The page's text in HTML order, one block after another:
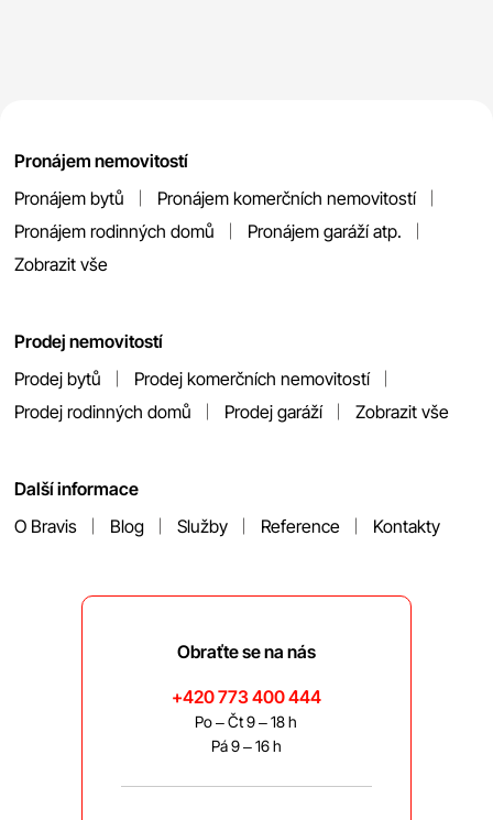
Pronájem nemovitostí
Pronájem bytů
Pronájem komerčních nemovitostí
Pronájem rodinných domů
Pronájem garáží atp.
Zobrazit vše
Prodej nemovitostí
Prodej bytů
Prodej komerčních nemovitostí
Prodej rodinných domů
Prodej garáží Zobrazit vše
Další informace
O Bravis
Blog Služby Reference Kontakty
Obraťte se na nás
+420 773 400 444
Po – Čt 9 – 18 h
Pá 9 – 16 h